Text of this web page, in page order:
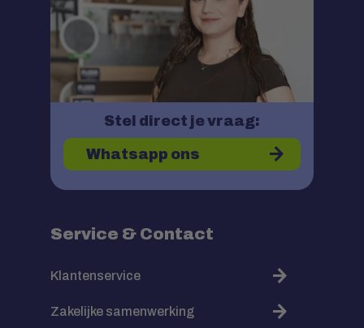
Stel direct je vraag:
Whatsapp ons
Service & Contact
Klantenservice
Zakelijke samenwerking